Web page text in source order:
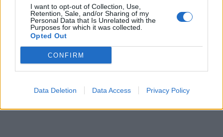
I want to opt-out of Collection, Use,
Retention, Sale, and/or Sharing of my
Personal Data that Is Unrelated with the
Purposes for which it was collected.
Opted Out
CONFIRM
Data Deletion Data Access Privacy Policy
Η μέρα σας
ενδέχεται να
είναι
αποδιοργανωμένη.
Δοκιμάσετε
καινούργιες και
καινοτόμες λύσεις.
ΔΙΑΦΗΜΙΣΗ